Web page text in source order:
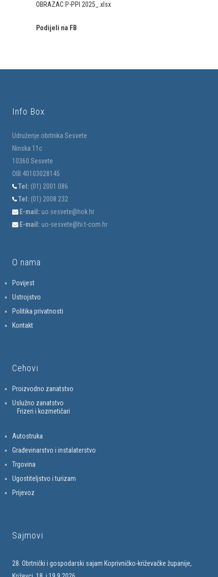
OBRAZAC P-PPI 2025_.xlsx
Podijeli na FB
Info Box
Udruženje obrtnika Sesvete
Ninska 11c
10360 Sesvete
OIB:40103028145
Tel: (01) 2001 086
Tel: (01) 2008 232
E-mail: uo.sesvete@hok.hr
E-mail: uo-sesvete@hi.t-com.hr
O nama
Povijest
Ustrojstvo
Politika privatnosti
Kontakt
Cehovi
Proizvodno zanatstvo
Uslužno zanatstvo
Frizeri i kozmetičari
Autostruka
Građevinarstvo i instalaterstvo
Trgovina
Ugostiteljstvo i turizam
Prijevoz
Sajmovi
28. Obrtnički i gospodarski sajam Koprivničko-križevačke županije,